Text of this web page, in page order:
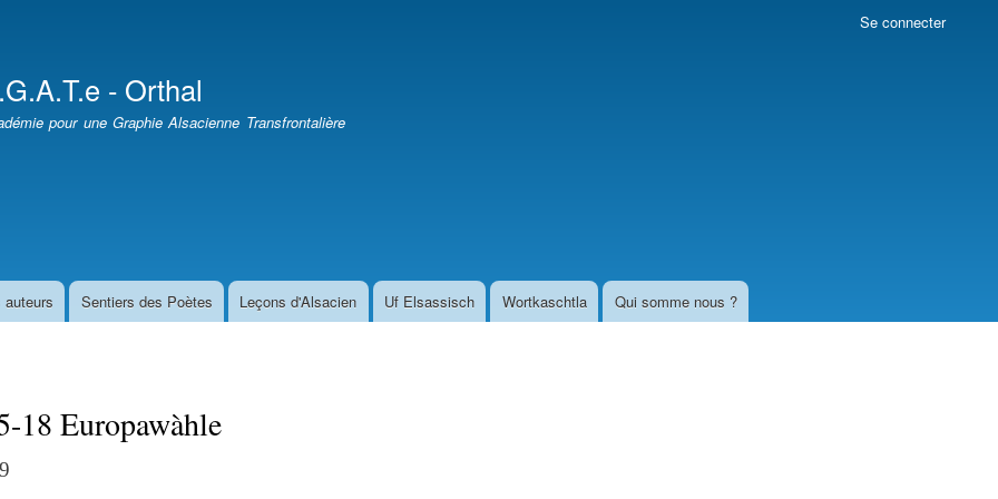
Se connecter
- Orthal
pour une Graphie Alsacienne Transfrontalière
auteurs Sentiers des Poètes Leçons d'Alsacien Uf Elsassisch Wortkaschtla Qui somme nous ?
18 Europawàhle